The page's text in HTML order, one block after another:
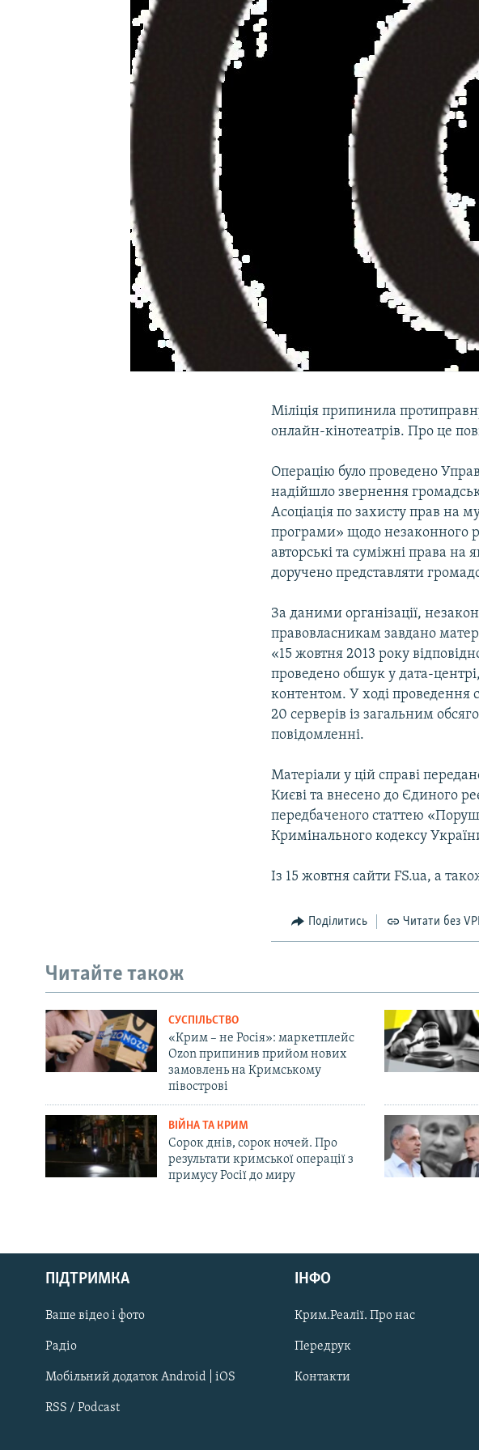
УКРАЇНСЬКА ПРОБЛЕМА КРИМУ
Русский
Qırımtatar
ДОЛУЧАЙСЯ!
Міліція припинила
онлайн-кінотеатрів. Про це
Операцію було проведено
надійшло звернення
Асоціація по захисту прав на
програми» щодо незаконного
авторські та суміжні права на
доручено представляти
За даними організації,
правовласникам завдано
«15 жовтня 2013 року
проведено обшук у дата-
контентом. У ході проведення
20 серверів із загальним
повідомленні.
Матеріали у цій справі
Києві та внесено до Єдиного
передбаченого статтею
Кримінального кодексу
Із 15 жовтня сайти FS.ua, а
Поділитись Читати без
Читайте також
СУСПІЛЬСТВО
«Крим – не Росія»: маркетплейс
Ozon припинив прийом нових
замовлень на Кримському
півострові
ВІЙНА ТА КРИМ
Сорок днів, сорок ночей. Про
результати кримської операції з
примусу Росії до миру
ПІДТРИМКА
Ваше відео і фото
Радіо
Мобільний додаток Android | iOS
RSS / Podcast
ІНФО
Крим.Реалії. Про нас
Передрук
Контакти